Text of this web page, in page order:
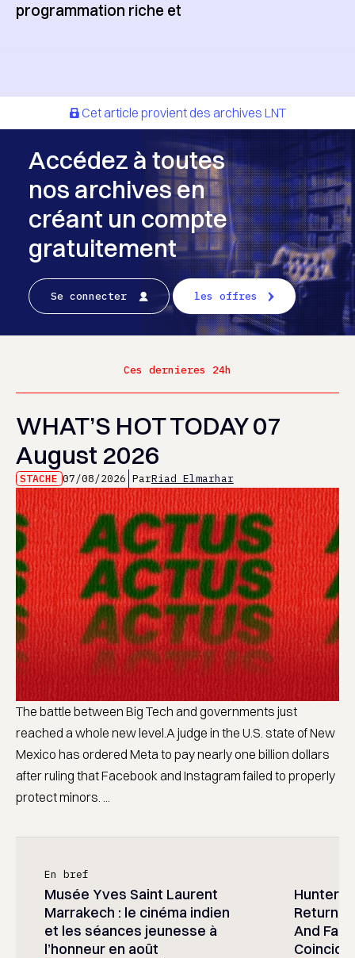
programmation riche et
Cet article provient des archives LNT
Accédez à toutes
nos archives en
créant un compte
gratuitement
Se connecter les offres
Ces dernieres 24h
WHAT’S HOT TODAY 07
August 2026
STACHE 07/08/2026 ParRiad Elmarhar
The battle between Big Tech and governments just
reached a whole new level.A judge in the U.S. state of New
Mexico has ordered Meta to pay nearly one billion dollars
after ruling that Facebook and Instagram failed to properly
protect minors. ...
En bref
Musée Yves Saint Laurent
Marrakech : le cinéma indien
et les séances jeunesse à
l’honneur en août
Hunter
And